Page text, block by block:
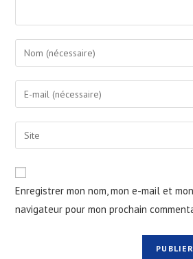
Enregistrer mon nom, mon e-mail et
navigateur pour mon prochain